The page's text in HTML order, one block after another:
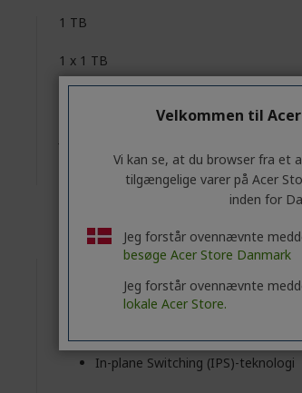
1 TB
1 x 1 TB
45,7 cm (18")
ComyView (Mat)
In-plane Switching (IPS)-teknologi
Velkommen til
Vi kan se, at du browser fra et
tilgængelige varer på Acer
inden for
Jeg forstår ovennævnte
besøge Acer Store Danmark
Jeg forstår ovennævnte
lokale Acer Store.